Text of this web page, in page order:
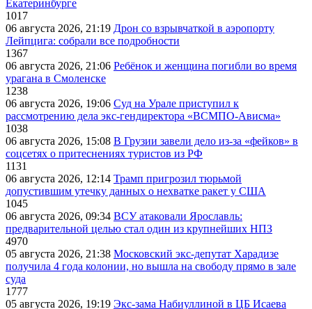
Екатеринбурге
1017
06 августа 2026, 21:19 Дрон со взрывчаткой в аэропорту
Лейпцига: собрали все подробности
1367
06 августа 2026, 21:06 Ребёнок и женщина погибли во время
урагана в Смоленске
1238
06 августа 2026, 19:06 Суд на Урале приступил к
рассмотрению дела экс-гендиректора «ВСМПО-Ависма»
1038
06 августа 2026, 15:08 В Грузии завели дело из-за «фейков» в
соцсетях о притеснениях туристов из РФ
1131
06 августа 2026, 12:14 Трамп пригрозил тюрьмой
допустившим утечку данных о нехватке ракет у США
1045
06 августа 2026, 09:34 ВСУ атаковали Ярославль:
предварительной целью стал один из крупнейших НПЗ
4970
05 августа 2026, 21:38 Московский экс-депутат Харадизе
получила 4 года колонии, но вышла на свободу прямо в зале
суда
1777
05 августа 2026, 19:19 Экс-зама Набиуллиной в ЦБ Исаева